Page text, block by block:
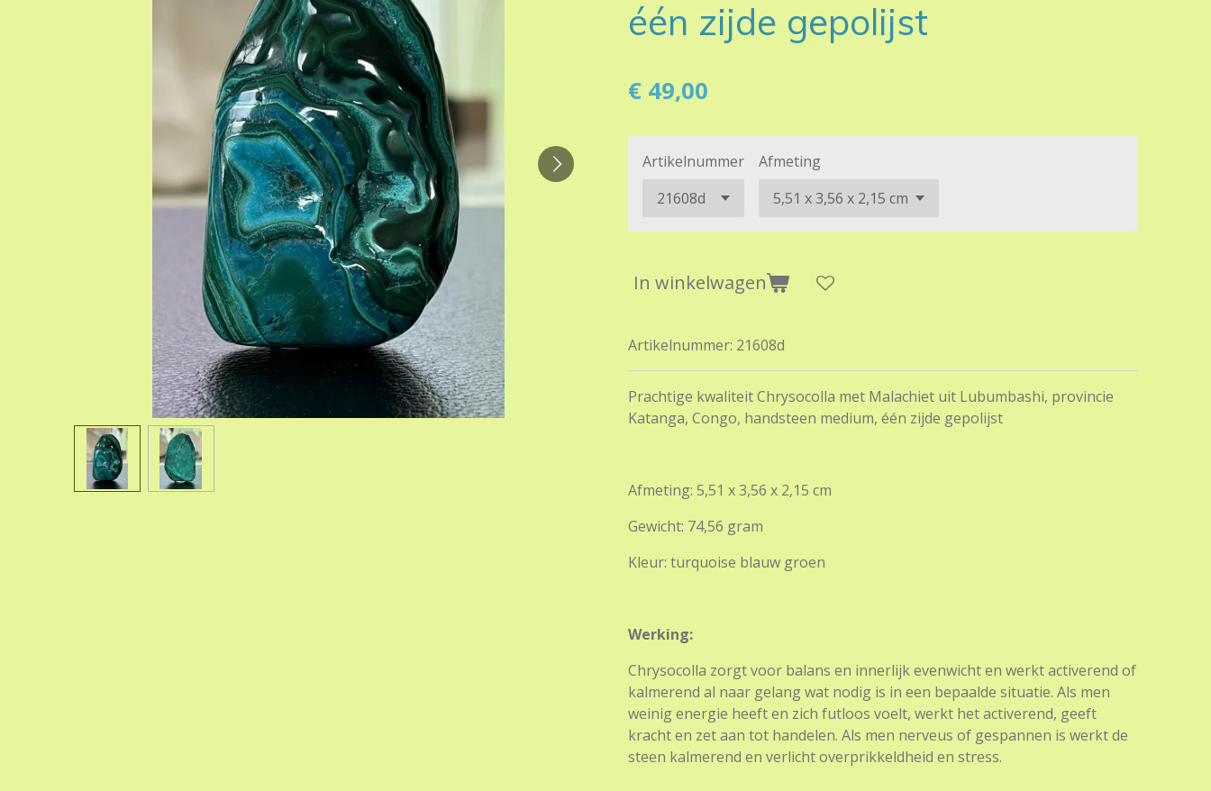
één zijde gepolijst
€ 49,00
Artikelnummer Afmeting
In winkelwagen
Artikelnummer: 21608d
Prachtige kwaliteit Chrysocolla met Malachiet uit Lubumbashi, provincie
Katanga, Congo, handsteen medium, één zijde gepolijst
Afmeting: 5,51 x 3,56 x 2,15 cm
Gewicht: 74,56 gram
Kleur: turquoise blauw groen
Werking:
Chrysocolla zorgt voor balans en innerlijk evenwicht en werkt activerend of
kalmerend al naar gelang wat nodig is in een bepaalde situatie. Als men
weinig energie heeft en zich futloos voelt, werkt het activerend, geeft
kracht en zet aan tot handelen. Als men nerveus of gespannen is werkt de
steen kalmerend en verlicht overprikkeldheid en stress.